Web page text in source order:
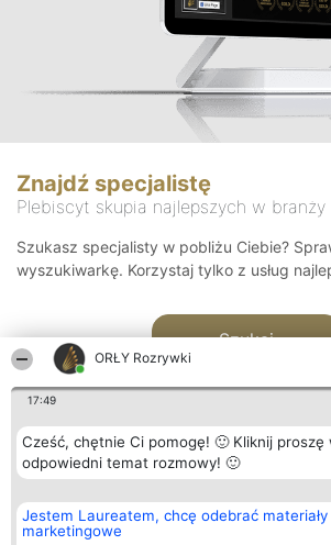
ORŁY Rozrywki
17:49
Cześć, chętnie Ci pomogę! 🙂 Kliknij proszę
odpowiedni temat rozmowy! 🙂
Jestem Laureatem, chcę odebrać materiały
marketingowe
Znajdź specjalistę
Plebiscyt skupia najlepszych w branży
Szukasz specjalisty w pobliżu Ciebie?
wyszukiwarkę. Korzystaj tylko z usług
Szukaj
Organizator plebiscytu
Bright Side Solutions sp. z o.
o. sp. k.
Plebiscyt
Laureaci